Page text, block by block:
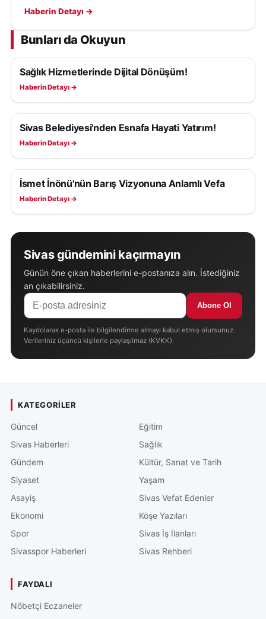
Limits" çalışmasıyla dikkat çekti.
Haberin Detayı →
Bunları da Okuyun
SAĞLIK
Sağlık Hizmetlerinde Dijital Dönüşüm!
Haberin Detayı →
SAĞLIK
Sivas Belediyesi'nden Esnafa Hayati Yatırım!
Haberin Detayı →
SAĞLIK
İsmet İnönü'nün Barış Vizyonuna Anlamlı Vefa
Haberin Detayı →
Sivas gündemini kaçırmayın
Günün öne çıkan haberlerini e-postanıza alın. İstediğiniz
an çıkabilirsiniz.
Abone Ol
Kaydolarak e-posta ile bilgilendirme almayı kabul etmiş olursunuz.
Verileriniz üçüncü kişilerle paylaşılmaz (KVKK).
KATEGORILER
Güncel
Sivas Haberleri
Gündem
Siyaset
Asayiş
Ekonomi
Spor
Sivasspor Haberleri
Eğitim
Sağlık
Kültür, Sanat ve Tarih
Yaşam
Sivas Vefat Edenler
Köşe Yazıları
Sivas İş İlanları
Sivas Rehberi
FAYDALI
Nöbetçi Eczaneler